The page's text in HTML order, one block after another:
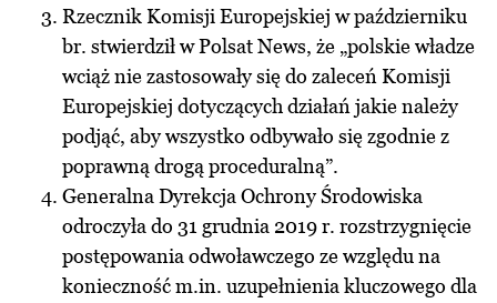
Rzecznik Komisji Europejskiej w październiku
br. stwierdził w Polsat News, że „polskie władze
wciąż nie zastosowały się do zaleceń Komisji
Europejskiej dotyczących działań jakie należy
podjąć, aby wszystko odbywało się zgodnie z
poprawną drogą proceduralną”.
Generalna Dyrekcja Ochrony Środowiska
odroczyła do 31 grudnia 2019 r. rozstrzygnięcie
postępowania odwoławczego ze względu na
konieczność m.in. uzupełnienia kluczowego dla